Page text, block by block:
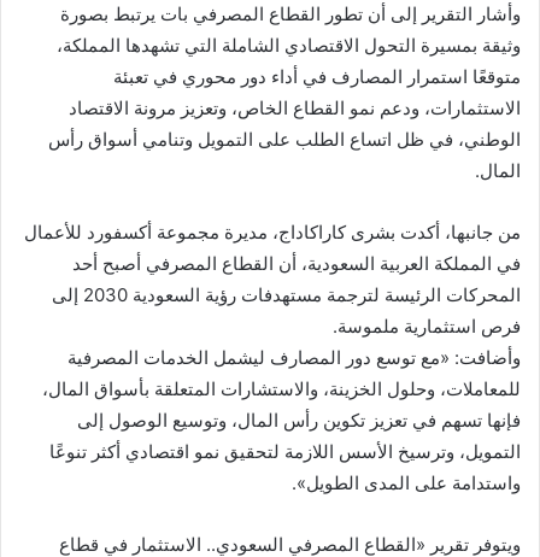
وأشار التقرير إلى أن تطور القطاع المصرفي بات يرتبط بصورة
وثيقة بمسيرة التحول الاقتصادي الشاملة التي تشهدها المملكة،
متوقعًا استمرار المصارف في أداء دور محوري في تعبئة
الاستثمارات، ودعم نمو القطاع الخاص، وتعزيز مرونة الاقتصاد
الوطني، في ظل اتساع الطلب على التمويل وتنامي أسواق رأس
المال.
من جانبها، أكدت بشرى كاراكاداج، مديرة مجموعة أكسفورد للأعمال
في المملكة العربية السعودية، أن القطاع المصرفي أصبح أحد
المحركات الرئيسة لترجمة مستهدفات رؤية السعودية 2030 إلى
فرص استثمارية ملموسة.
وأضافت: «مع توسع دور المصارف ليشمل الخدمات المصرفية
للمعاملات، وحلول الخزينة، والاستشارات المتعلقة بأسواق المال،
فإنها تسهم في تعزيز تكوين رأس المال، وتوسيع الوصول إلى
التمويل، وترسيخ الأسس اللازمة لتحقيق نمو اقتصادي أكثر تنوعًا
واستدامة على المدى الطويل».
ويتوفر تقرير «القطاع المصرفي السعودي.. الاستثمار في قطاع